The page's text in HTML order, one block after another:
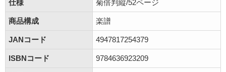
仕様 菊倍判縦/52ページ
商品構成 楽譜
JANコード 4947817254379
ISBNコード 9784636923209